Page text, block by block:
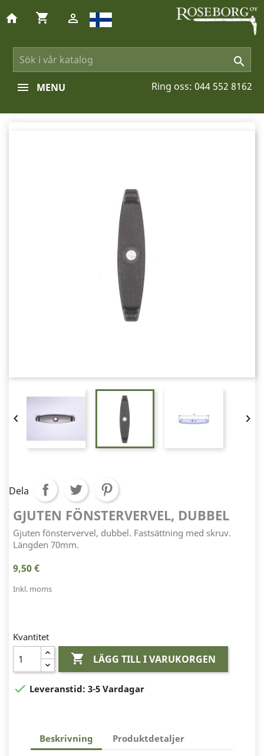

home shopping_cart 
Ring oss: 044 552 8162
MENU
 
Dela
GJUTEN FÖNSTERVERVEL, DUBBEL
Gjuten fönstervervel, dubbel. Fastsättning med skruv.
Längden 70mm.
9,50 €
Inkl. moms
Kvantitet
 LÄGG TILL I VARUKORGEN
 Leveranstid: 3-5 Vardagar
Beskrivning Produktdetaljer